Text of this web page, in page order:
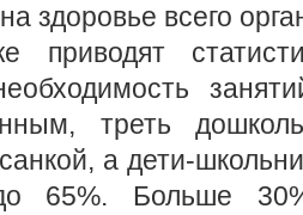
здоровье всего
приводят
треть
а дети-
65%. Больше